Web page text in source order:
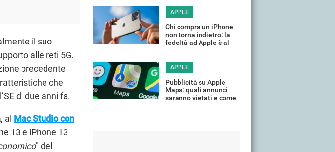
il suo
alle reti 5G.
precedente
che
di due anni fa.
, al Mac Studio con
13 e iPhone 13
" del
APPLE
Chi compra un iPhone
non torna indietro: la
fedeltà ad Apple è al
APPLE
Pubblicità su Apple
Maps: quali annunci
saranno vietati e come